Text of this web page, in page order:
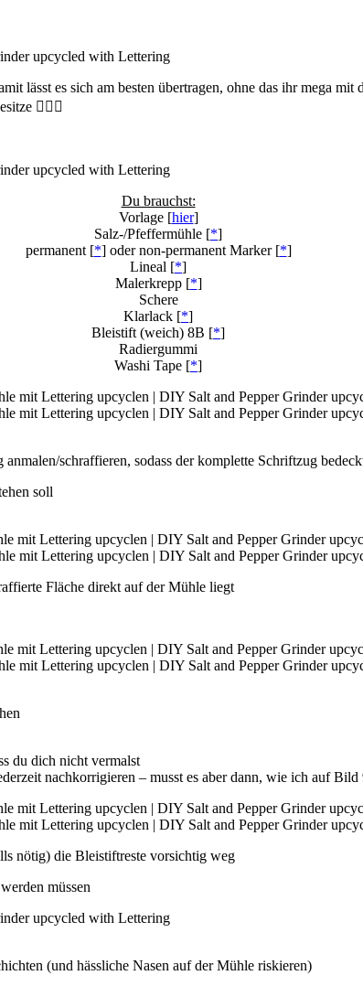
lässt es sich am besten übertragen, ohne das ihr mega
🤷🏻‍♀️
Du brauchst:
Vorlage [hier]
Salz-/Pfeffermühle [*]
permanent [*] oder non-permanent Marker [*]
Lineal [*]
Malerkrepp [*]
Schere
Klarlack [*]
Bleistift (weich) 8B [*]
Radiergummi
Washi Tape [*]
schraffieren, sodass der komplette Schriftzug
soll
Fläche direkt auf der Mühle liegt
du dich nicht vermalst
nachkorrigieren – musst es aber dann, wie ich auf
nötig) die Bleistiftreste vorsichtig weg
müssen
(und hässliche Nasen auf der Mühle riskieren)